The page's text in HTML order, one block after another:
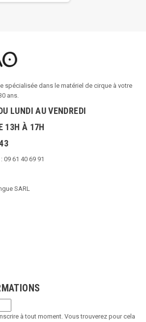
spécialisée dans le matériel de cirque à votre
ans.
LUNDI AU VENDREDI
13H À 17H
09 61 40 69 91
SARL
à tout moment. Vous trouverez pour cela